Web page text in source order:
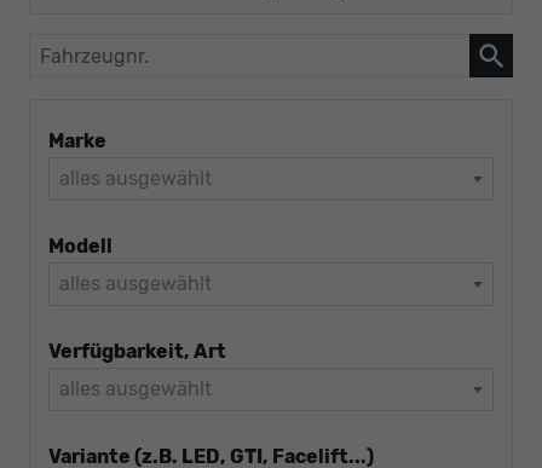
Fahrzeugnr.
Marke
alles ausgewählt
Modell
alles ausgewählt
Verfügbarkeit, Art
alles ausgewählt
Variante (z.B. LED, GTI, Facelift...)